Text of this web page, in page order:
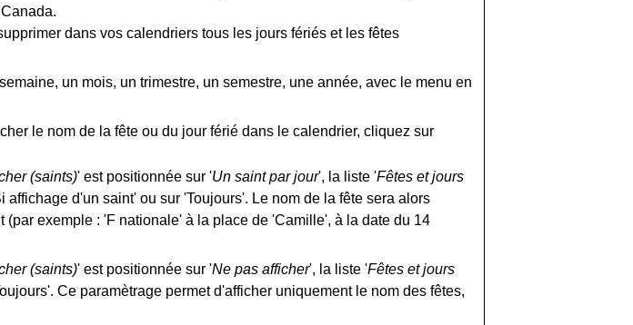
dans vos calendriers tous les jours fériés et les fêtes
un mois, un trimestre, un semestre, une année, avec le menu en
le nom de la fête ou du jour férié dans le calendrier, cliquez sur
(saints)' est positionnée sur 'Un saint par jour', la liste 'Fêtes et jours
affichage d'un saint' ou sur 'Toujours'. Le nom de la fête sera alors
(par exemple : 'F nationale' à la place de 'Camille', à la date du 14
(saints)' est positionnée sur 'Ne pas afficher', la liste 'Fêtes et jours
Ce paramètrage permet d'afficher uniquement le nom des fêtes,